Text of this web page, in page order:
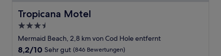
Tropicana Motel
Tropicana Motel
3.5-
Sterne-
Unterkunft
Mermaid Beach, 2,8 km von Cod Hole entfernt
8.2
8,2/10 Sehr gut (846 Bewertungen)